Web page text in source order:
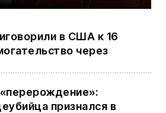
в США к 16
через
признался в